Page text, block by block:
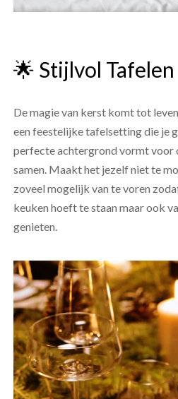
🌟 Stijlvol Tafelen
De magie van kerst komt tot
een feestelijke tafelsetting die je
perfecte achtergrond vormt voor
samen. Maakt het jezelf niet te
zoveel mogelijk van te voren
keuken hoeft te staan maar ook
genieten.